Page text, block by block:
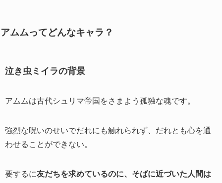
アムムってどんなキャラ？
泣き虫ミイラの背景
アムムは古代シュリマ帝国をさまよう孤独な魂です。
強烈な呪いのせいでだれにも触れられず、だれとも心を通
わせることができない。
要するに友だちを求めているのに、そばに近づいた人間は